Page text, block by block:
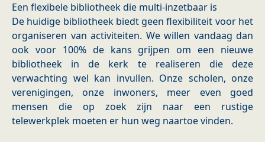
Een flexibele bibliotheek die multi-inzetbaar is
De huidige bibliotheek biedt geen flexibiliteit voor het
organiseren van activiteiten. We willen vandaag dan
ook voor 100% de kans grijpen om een nieuwe
bibliotheek in de kerk te realiseren die deze
verwachting wel kan invullen. Onze scholen, onze
verenigingen, onze inwoners, meer even goed
mensen die op zoek zijn naar een rustige
telewerkplek moeten er hun weg naartoe vinden.